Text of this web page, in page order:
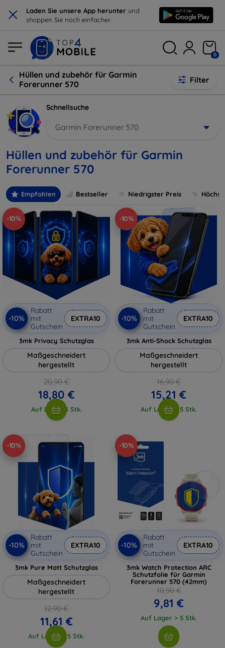
× Laden Sie unsere App herunter und
shoppen Sie noch einfacher.
0
Hüllen und zubehör für Garmin
Forerunner 570
Filter
Schnellsuche
Garmin Forerunner 570
Hüllen und zubehör für Garmin
Forerunner 570
Empfohlen Bestseller Niedrigster Preis
-10%
-10%
Rabatt
mit
Gutschein
EXTRA10
3mk Privacy Schutzglas
Maßgeschneidert
hergestellt
20,90 €
18,80 €
Auf Lager 3 Stk.
-10%
-10%
Rabatt
mit
Gutschein
EXTRA10
3mk Anti-Shock Schutzglas
Maßgeschneidert
hergestellt
16,90 €
15,21 €
Auf Lager > 5 Stk.
-10%
-10%
Rabatt
mit
Gutschein
EXTRA10
3mk Pure Matt Schutzglas
Maßgeschneidert
hergestellt
12,90 €
11,61 €
Auf Lager > 5 Stk.
-10%
-10%
Rabatt
mit
Gutschein
EXTRA10
3mk Watch Protection ARC
Schutzfolie für Garmin
Forerunner 570 (42mm)
10,90 €
9,81 €
Auf Lager > 5 Stk.